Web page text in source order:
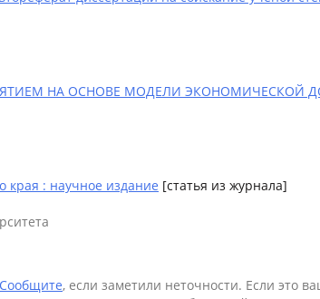
НА ОСНОВЕ МОДЕЛИ ЭКОНОМИЧЕСКОЙ
края : научное издание [статья из журнала]
Сообщите, если заметили неточности. Если это